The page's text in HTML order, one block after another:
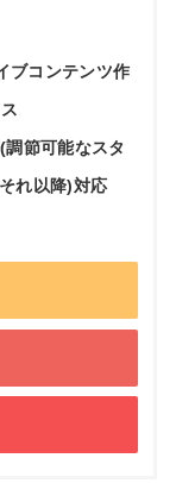
ブコンテンツ作
節可能なスタ
れ以降)対応